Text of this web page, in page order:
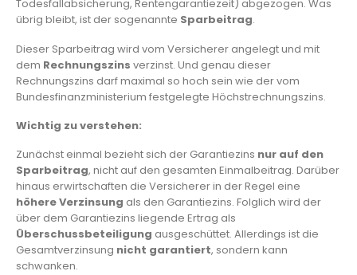
Todesfallabsicherung, Rentengarantiezeit) abgezogen. Was
übrig bleibt, ist der sogenannte Sparbeitrag.
Dieser Sparbeitrag wird vom Versicherer angelegt und mit
dem Rechnungszins verzinst. Und genau dieser
Rechnungszins darf maximal so hoch sein wie der vom
Bundesfinanzministerium festgelegte Höchstrechnungszins.
Wichtig zu verstehen:
Zunächst einmal bezieht sich der Garantiezins nur auf den
Sparbeitrag, nicht auf den gesamten Einmalbeitrag. Darüber
hinaus erwirtschaften die Versicherer in der Regel eine
höhere Verzinsung als den Garantiezins. Folglich wird der
über dem Garantiezins liegende Ertrag als
Überschussbeteiligung ausgeschüttet. Allerdings ist die
Gesamtverzinsung nicht garantiert, sondern kann
schwanken.